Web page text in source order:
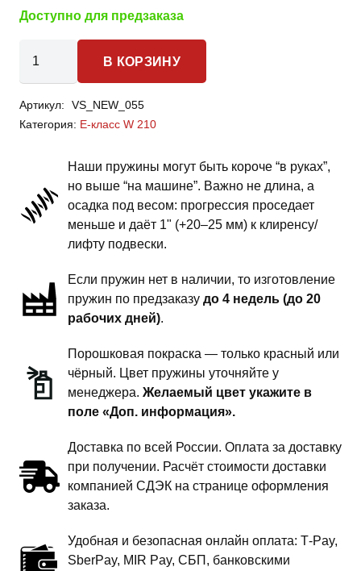
Доступно для предзаказа
товара
benz
Е-
210
-
подвески
бронирование
В КОРЗИНУ
Артикул:
VS_NEW_055
Категория: Е-класс W 210
Наши пружины могут быть короче “в руках”,
но выше “на машине”. Важно не длина, а
осадка под весом: прогрессия проседает
меньше и даёт 1" (+20–25 мм) к клиренсу/
лифту подвески.
Если пружин нет в наличии, то изготовление
пружин по предзаказу до 4 недель (до 20
рабочих дней).
Порошковая покраска — только красный или
чёрный. Цвет пружины уточняйте у
менеджера. Желаемый цвет укажите в
поле «Доп. информация».
Доставка по всей России. Оплата за доставку
при получении. Расчёт стоимости доставки
компанией СДЭК на странице оформления
заказа.
Удобная и безопасная онлайн оплата: T‑Pay,
SberPay, MIR Pay, СБП, банковскими